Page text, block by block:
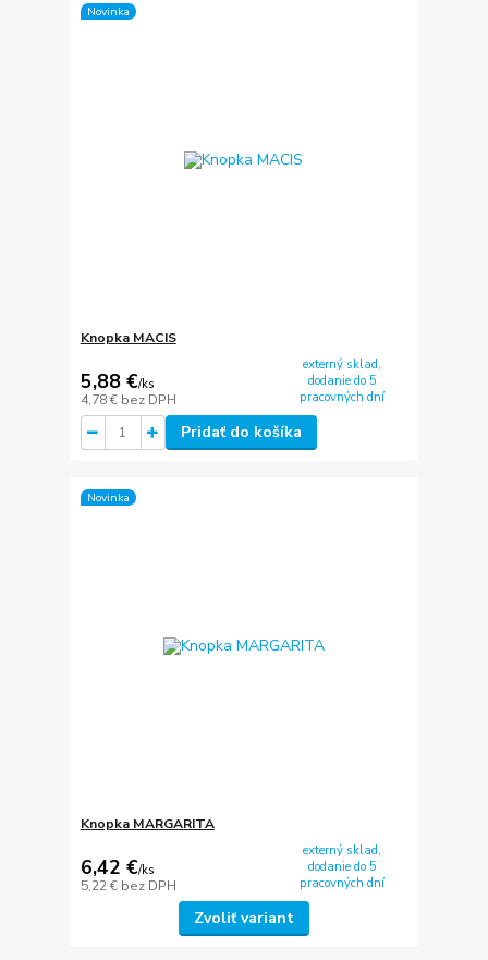
Novinka
Knopka MACIS
5,88 €/ks
4,78 € bez DPH
externý sklad,
dodanie do 5
pracovných dní
Pridať do košíka
Novinka
Knopka MARGARITA
6,42 €/ks
5,22 € bez DPH
externý sklad,
dodanie do 5
pracovných dní
Zvoliť variant